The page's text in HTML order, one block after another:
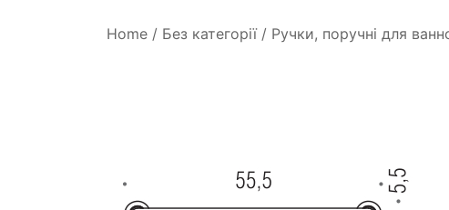
Home / Без категорії/ Ручки, поручні для